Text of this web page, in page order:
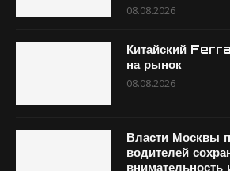
08.08.2026
Китайский
на рынок
08.08.2026
Власти Москвы
водителей
внимательность